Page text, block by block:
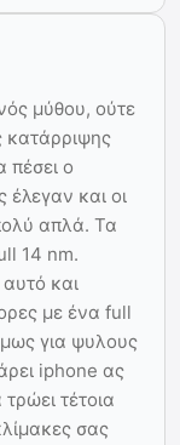
μύθου, ούτε
κατάρριψης
πέσει ο
και οι
απλά. Τα
14 nm.
και
με ένα full
για ψυλους
iphone ας
τέτοια
σας